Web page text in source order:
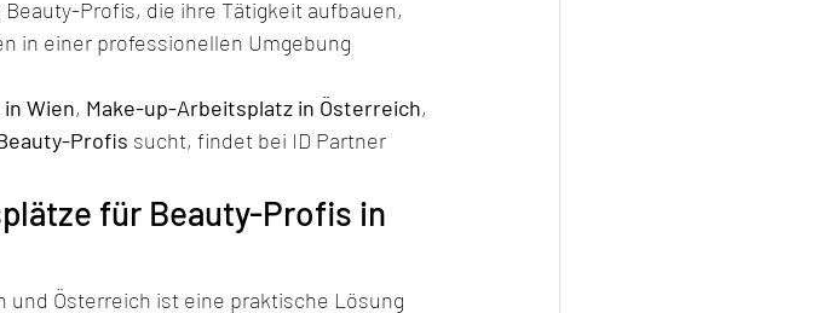
Profis, die ihre Tätigkeit aufbauen,
in einer professionellen Umgebung
Wien, Make-up-Arbeitsplatz in Österreich,
Profis sucht, findet bei ID Partner
für Beauty-Profis in
und Österreich ist eine praktische Lösung